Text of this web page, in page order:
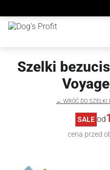
Szelki
← WRÓĆ DO SZELKI
SALE od
cena przed